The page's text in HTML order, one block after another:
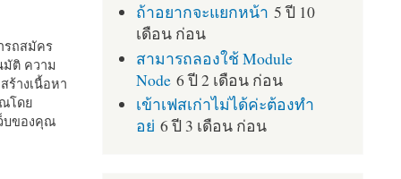
รถสมัคร
มัติ ความ
ร้างเนื้อหา
ณโดย
บของคุณ
ถ้าอยากจะแยกหน้า 5 ปี 10
เดือน ก่อน
สามารถลองใช้ Module
Node 6 ปี 2 เดือน ก่อน
เข้าเฟสเก่าไม่ได้ค่ะต้องทำ
อย่ 6 ปี 3 เดือน ก่อน